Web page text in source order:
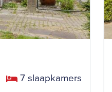
7 slaapkamers